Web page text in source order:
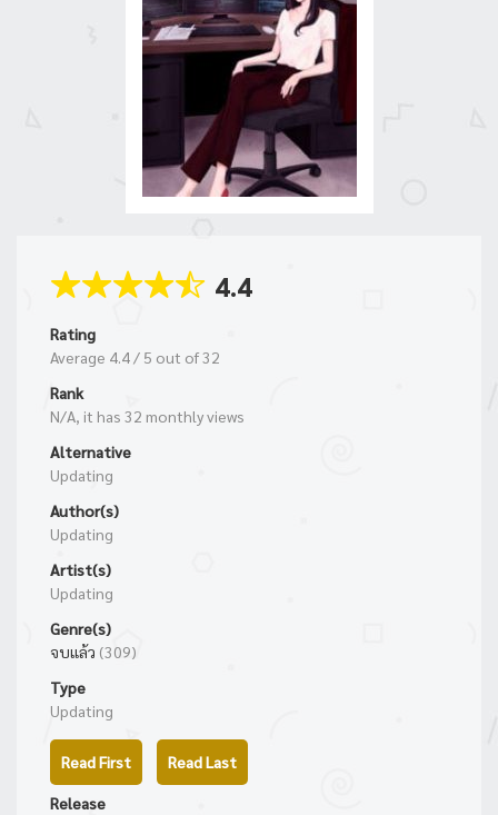
4.4
Rating
Average 4.4/ 5 out of32
Rank
N/A, it has 32 monthly views
Alternative
Updating
Author(s)
Updating
Artist(s)
Updating
Genre(s)
จบแล้ว (309)
Type
Updating
Read First Read Last
Release